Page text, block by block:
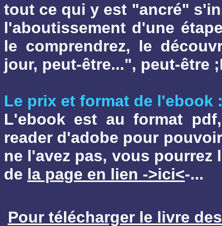
tout ce qui y est "ancré"
l'aboutissement d'une
le comprendrez, le
jour, peut-être...", peut-être
Le prix et format de l'ebook
L'ebook est au format
reader d'adobe pour
ne l'avez pas, vous
de la page en lien ->ici<-...
Pour télécharger le livre